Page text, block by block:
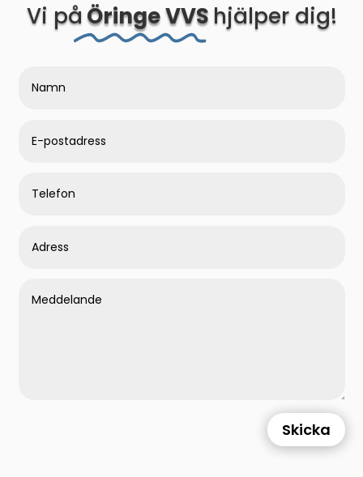
Vi påÖringe VVShjälper dig!
Skicka